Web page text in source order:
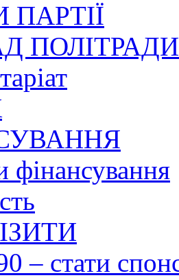
ПАРТІЇ
ПОЛІТРАДИ
фінансування
– стати